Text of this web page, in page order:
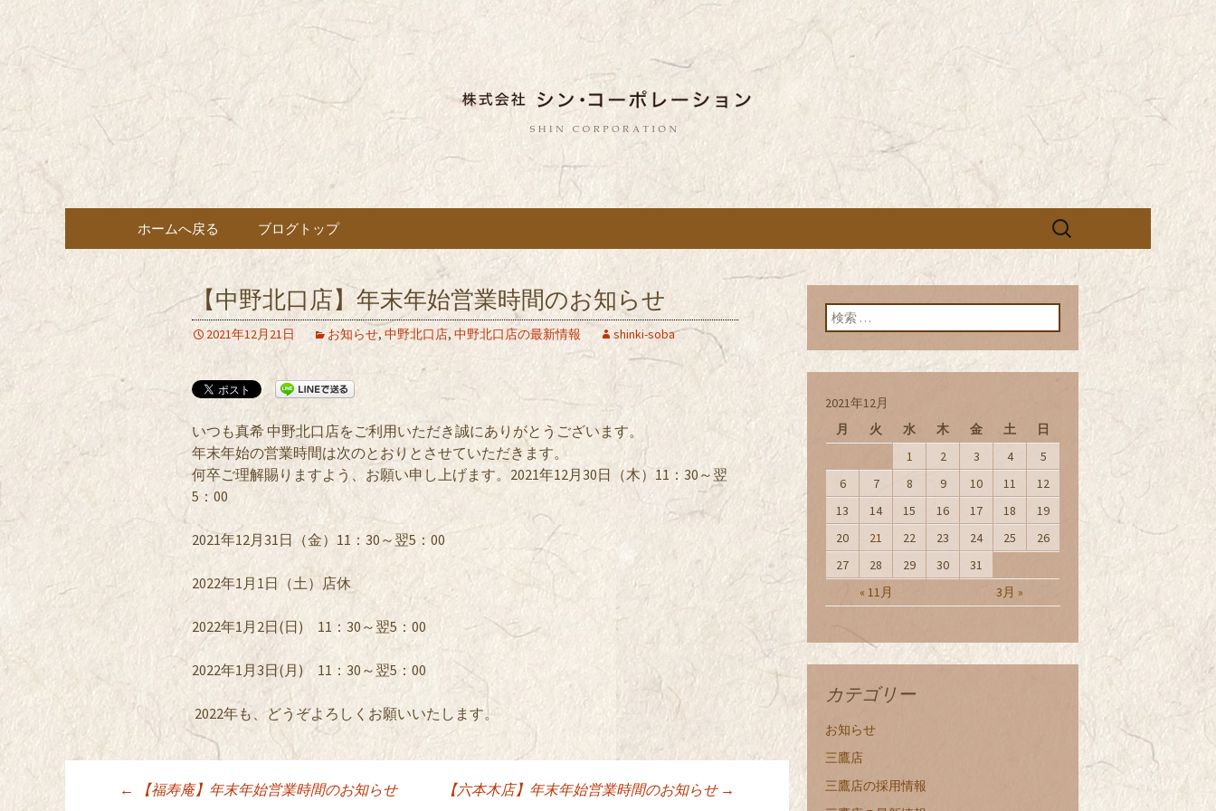
都内に5店舗展開している蕎麦のお店「真
希（しんき）」を運営する「株式会社シ
ン・コーポレーション」のブログ
東京都内に5店舗ある美味しい蕎麦のお店「真希（しんき）」と運営の「株式会社シン・コーポレーシ
ョン」の新着情報はこちら。店舗によって24時間営業、宴会なども承っております。季節のメニュー
も豊富にご用意。
コンテンツへ移動
ホームへ戻る ブログトップ
検
【中野北口店】年末年始営業時間のお知らせ
2021年12月21日 お知らせ, 中野北口店, 中野北口店の最新情報 shinki-soba
いつも真希 中野北口店をご利用いただき誠にありがとうございます。
年末年始の営業時間は次のとおりとさせていただきます。
何卒ご理解賜りますよう、お願い申し上げます。2021年12月30日（木）11：30～翌
5：00
2021年12月31日（金）11：30～翌5：00
2022年1月1日（土）店休
2022年1月2日(日) 11：30～翌5：00
2022年1月3日(月) 11：30～翌5：00
2022年も、どうぞよろしくお願いいたします。
← 【福寿庵】年末年始営業時間のお知らせ 【六本木店】年末年始営業時間のお知らせ →
検索:
2021年12月
月
火 水 木 金 土 日
« 11月 3月 »
1 2 3 4
5
6
7 8 9 10 11
12
13
14 15 16 17 18
19
20
21 22 23 24 25
26
27
28 29 30 31
カテゴリー
お知らせ
三鷹店
三鷹店の採用情報